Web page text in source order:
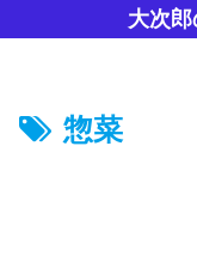
大次
惣菜